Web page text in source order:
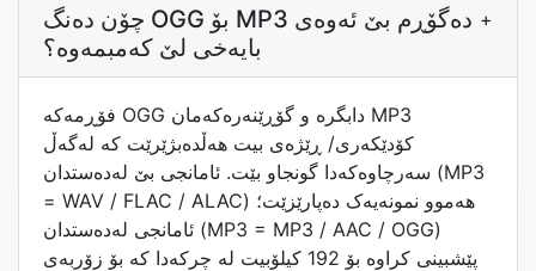
چۆن دەنگ OGG بۆ MP3 دەگۆڕم بێ ئەوەی
بایەخی لێ کەمبمەوە؟
+
فۆڕمەکە OGG دابگرە و گۆڕێنەرەکەمان MP3
کۆدێکەری/ ڕێژەی بیت هەڵدەبژێرێت کە لەگەڵ
سەرچاوەکەدا گونجاو بێت. ئامانجی بێ لەدەستدان (MP3
= WAV / FLAC / ALAC) هەموو نمونەیەک دەپارێزێت؛
ئامانجی لەدەستدان (MP3 = MP3 / AAC / OGG)
پێشبینی کراوە بۆ 192 کیلۆبیت لە چرکەدا کە بۆ زۆربەی